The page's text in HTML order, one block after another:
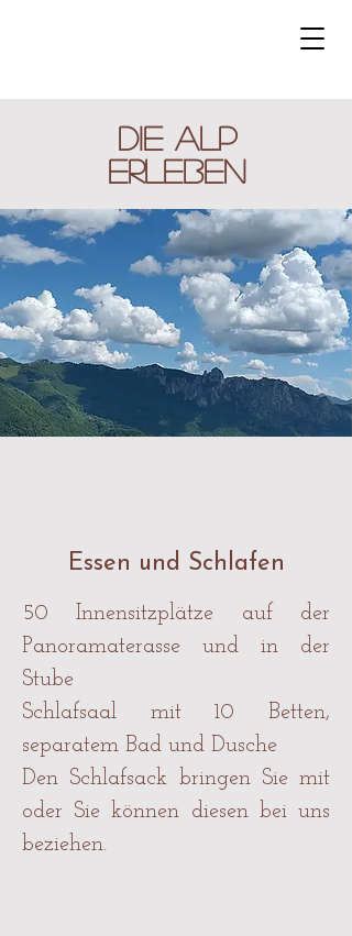
Die Alp
erleben
Essen und Schlafen
50 Innensitzplätze auf der
Panoramaterasse und in der
Stube
Schlafsaal mit 10 Betten,
separatem Bad und Dusche
Den Schlafsack bringen Sie mit
oder Sie können diesen bei uns
beziehen.